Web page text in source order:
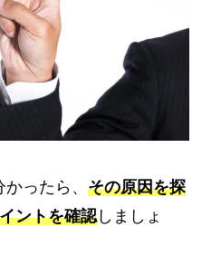
ったら、 その原因を探
ントを確認しましょ